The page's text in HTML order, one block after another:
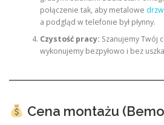
połączenie tak, aby metalowe
a podgląd w telefonie był płynny.
Czystość pracy: Szanujemy Twój
wykonujemy bezpyłowo i bez
Cena montażu